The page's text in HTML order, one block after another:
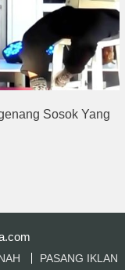
Sosok Yang
PASANG IKLAN